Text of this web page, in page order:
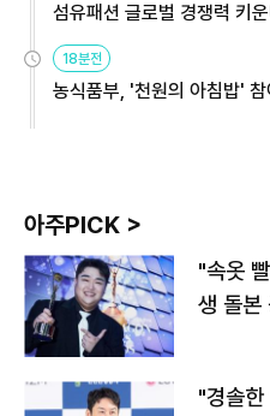
섬유패션 글로벌 경쟁력 키
원
18분전
농식품부, '천원의 아침밥'
아주PICK >
"속옷
생 돌본
"경솔